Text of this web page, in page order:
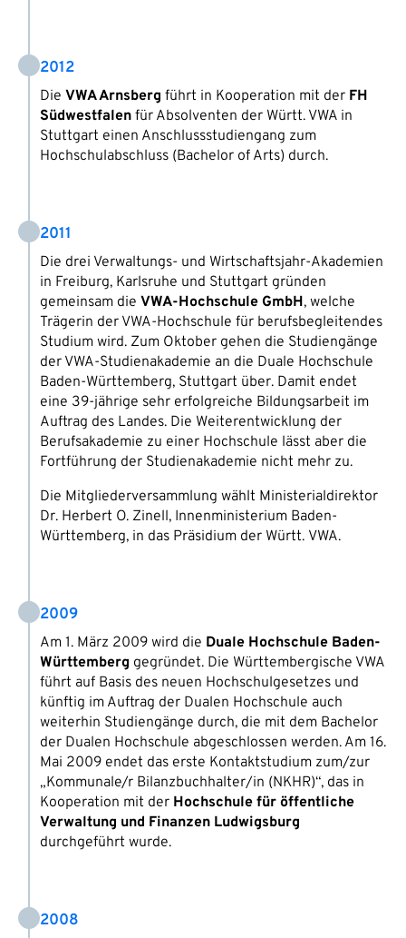
2012
Die VWA Arnsberg führt in Kooperation mit der FH
Südwestfalen für Absolventen der Württ. VWA in
Stuttgart einen Anschlussstudiengang zum
Hochschulabschluss (Bachelor of Arts) durch.
2011
Die drei Verwaltungs- und Wirtschaftsjahr-Akademien
in Freiburg, Karlsruhe und Stuttgart gründen
gemeinsam die VWA-Hochschule GmbH, welche
Trägerin der VWA-Hochschule für berufsbegleitendes
Studium wird. Zum Oktober gehen die Studiengänge
der VWA-Studienakademie an die Duale Hochschule
Baden-Württemberg, Stuttgart über. Damit endet
eine 39-jährige sehr erfolgreiche Bildungsarbeit im
Auftrag des Landes. Die Weiterentwicklung der
Berufsakademie zu einer Hochschule lässt aber die
Fortführung der Studienakademie nicht mehr zu.
Die Mitgliederversammlung wählt Ministerialdirektor
Dr. Herbert O. Zinell, Innenministerium Baden-
Württemberg, in das Präsidium der Württ. VWA.
2009
Am 1. März 2009 wird die Duale Hochschule Baden-
Württemberg gegründet. Die Württembergische VWA
führt auf Basis des neuen Hochschulgesetzes und
künftig im Auftrag der Dualen Hochschule auch
weiterhin Studiengänge durch, die mit dem Bachelor
der Dualen Hochschule abgeschlossen werden. Am 16.
Mai 2009 endet das erste Kontaktstudium zum/zur
„Kommunale/r Bilanzbuchhalter/in (NKHR)“, das in
Kooperation mit der Hochschule für öffentliche
Verwaltung und Finanzen Ludwigsburg
durchgeführt wurde.
2008